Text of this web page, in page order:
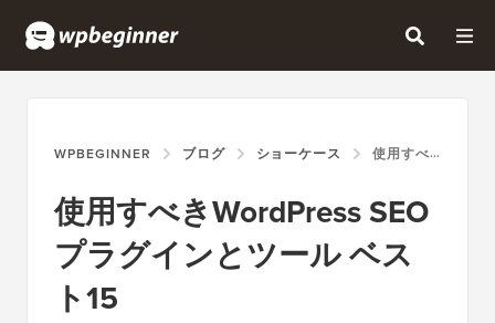
WPBEGINNER ブログ ショーケース 使用すべきWORDPRESS SEOプラグインとツール ベスト15
使用すべきWordPress SEO
プラグインとツール ベス
ト15